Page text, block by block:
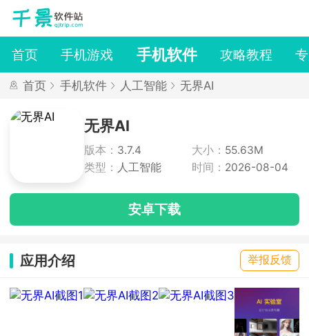
首页 手机游戏 手机软件 攻略教程
首页 手机软件 人工智能 无界AI
无界AI
版本： 3.7.4 大小： 55.63M
类型： 人工智能 时间： 2026-08-04
安卓下载
应用介绍 举报反馈